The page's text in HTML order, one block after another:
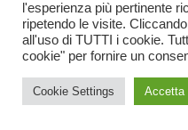
Copyright 2026 - Democrazia
l'esperienza più pertinente
ripetendo le visite.
all'uso di TUTTI i cookie.
cookie" per fornire un
Cookie Settings Accetta